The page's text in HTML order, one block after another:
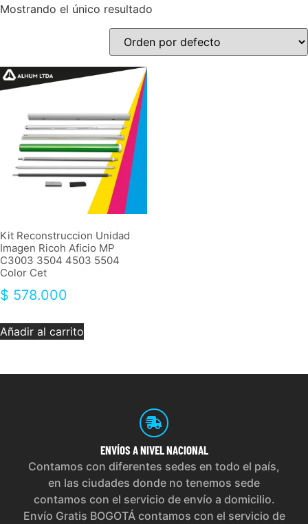
Mostrando el único resultado
Kit Reconstruccion Unidad
Imagen Ricoh Aficio MP
C3003 3504 4503 5504
Color Cet
$ 578.000
Añadir al carrito
ENVÍOS A NIVEL NACIONAL
Contamos con diferentes sedes en todo el país,
en las ciudades donde no tenemos sede
contamos con el servicio de envío a domicilio.
Envío Gratis BOGOTÁ contamos con el servicio de